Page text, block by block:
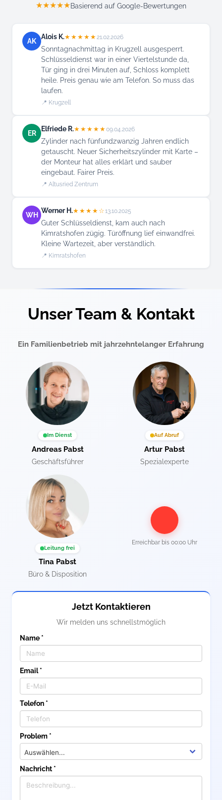
★★★★★Basierend auf Google-Bewertungen
AK
Alois K.★★★★★21.02.2026
Sonntagnachmittag in Krugzell ausgesperrt.
Schlüsseldienst war in einer Viertelstunde da,
Tür ging in drei Minuten auf, Schloss komplett
heile. Preis genau wie am Telefon. So muss das
laufen.
📍 Krugzell
ER
Elfriede R.★★★★★09.04.2026
Zylinder nach fünfundzwanzig Jahren endlich
getauscht. Neuer Sicherheitszylinder mit Karte –
der Monteur hat alles erklärt und sauber
eingebaut. Fairer Preis.
📍 Altusried Zentrum
WH
Werner H.★★★★☆13.10.2025
Guter Schlüsseldienst, kam auch nach
Kimratshofen zügig. Türöffnung lief einwandfrei.
Kleine Wartezeit, aber verständlich.
📍 Kimratshofen
Unser Team & Kontakt
Ein Familienbetrieb mit jahrzehntelanger Erfahrung
Im Dienst
Andreas Pabst
Geschäftsführer
Auf Abruf
Artur Pabst
Spezialexperte
Leitung frei
Tina Pabst
Büro & Disposition
Erreichbar bis 00:00 Uhr
Jetzt Kontaktieren
Wir melden uns schnellstmöglich
Name *
Email *
Telefon *
Problem *
Nachricht *